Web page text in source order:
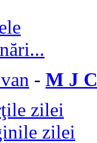
- M J C
zilei
zilei